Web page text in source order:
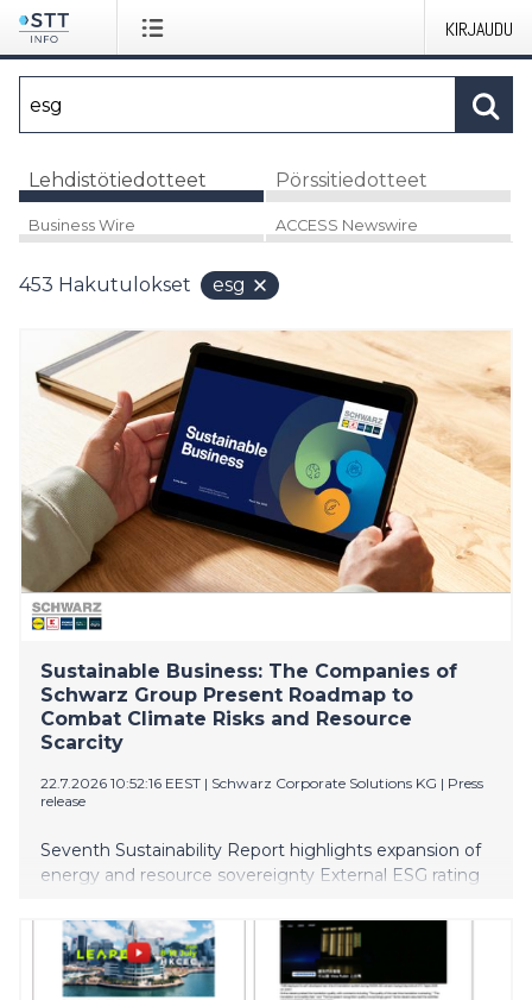
KIRJAUDU
Lehdistötiedotteet Pörssitiedotteet
Business Wire ACCESS Newswire
453 Hakutulokset esg
Sustainable Business: The Companies of
Schwarz Group Present Roadmap to
Combat Climate Risks and Resource
Scarcity
22.7.2026 10:52:16 EEST | Schwarz Corporate Solutions KG | Press
release
Seventh Sustainability Report highlights expansion of
energy and resource sovereignty External ESG rating
strategic risk management Climate transition plan
serves as central instrument for future-proofing
business processes